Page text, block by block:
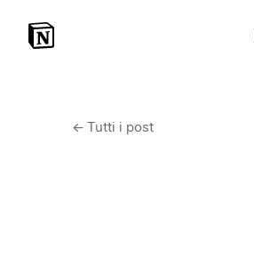
← Tutti i post